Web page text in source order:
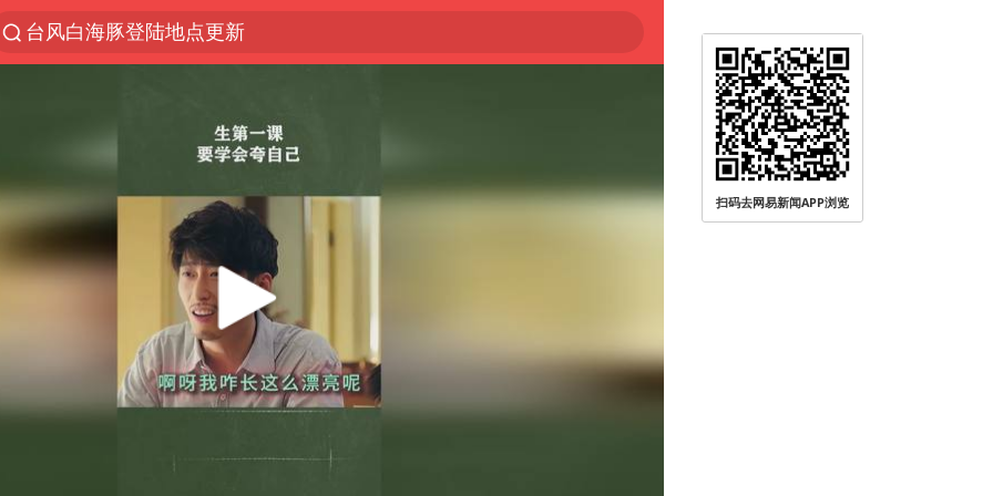
台风白海豚登陆地点更新
台风白海豚进入48小时警戒线
佛得角门将亮相智利俱乐部主场
中方回应是否在太平洋海底开采稀土
看守所辅警收受10万获刑1年
宇树科技发行价格150.80元/股
宇树科技王兴兴身家有望超200亿元
五粮液渠道价一箱上涨近百元
CIA被曝已秘密设立古巴工作组
贵州轮胎子公司获美国退税8136万
扫码去网易新闻APP浏览